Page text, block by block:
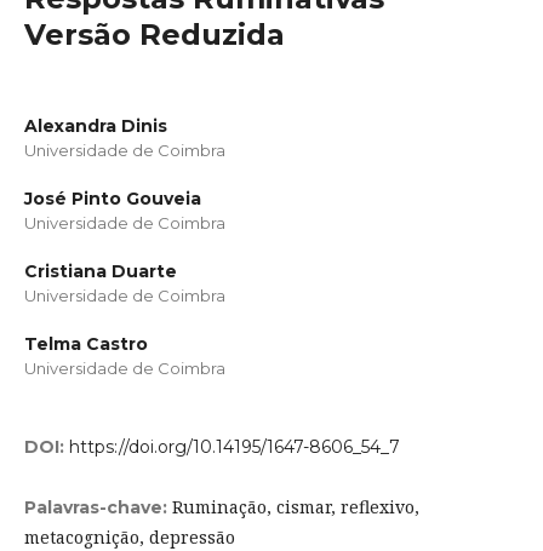
Versão Reduzida
Alexandra Dinis
Universidade de Coimbra
José Pinto Gouveia
Universidade de Coimbra
Cristiana Duarte
Universidade de Coimbra
Telma Castro
Universidade de Coimbra
DOI: https://doi.org/10.14195/1647-8606_54_7
Palavras-chave: Ruminação, cismar, reflexivo,
metacognição, depressão